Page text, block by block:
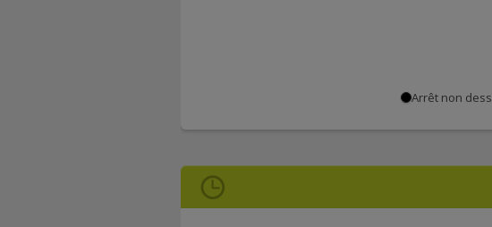
Arrêt non